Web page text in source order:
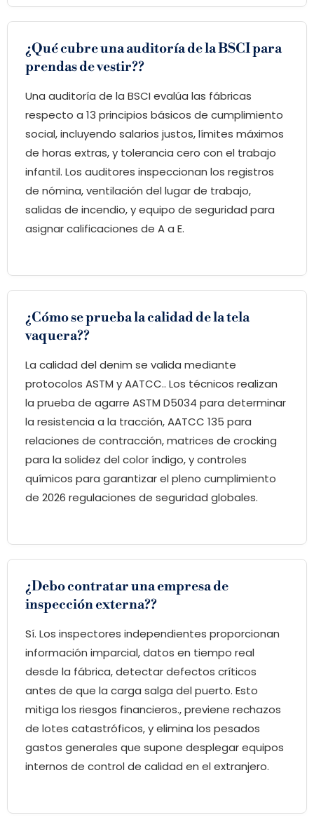
¿Qué cubre una auditoría de la BSCI para
prendas de vestir??
Una auditoría de la BSCI evalúa las fábricas
respecto a 13 principios básicos de cumplimiento
social, incluyendo salarios justos, límites máximos
de horas extras, y tolerancia cero con el trabajo
infantil. Los auditores inspeccionan los registros
de nómina, ventilación del lugar de trabajo,
salidas de incendio, y equipo de seguridad para
asignar calificaciones de A a E.
¿Cómo se prueba la calidad de la tela
vaquera??
La calidad del denim se valida mediante
protocolos ASTM y AATCC.. Los técnicos realizan
la prueba de agarre ASTM D5034 para determinar
la resistencia a la tracción, AATCC 135 para
relaciones de contracción, matrices de crocking
para la solidez del color índigo, y controles
químicos para garantizar el pleno cumplimiento
de 2026 regulaciones de seguridad globales.
¿Debo contratar una empresa de
inspección externa??
Sí. Los inspectores independientes proporcionan
información imparcial, datos en tiempo real
desde la fábrica, detectar defectos críticos
antes de que la carga salga del puerto. Esto
mitiga los riesgos financieros., previene rechazos
de lotes catastróficos, y elimina los pesados ​​
gastos generales que supone desplegar equipos
internos de control de calidad en el extranjero.